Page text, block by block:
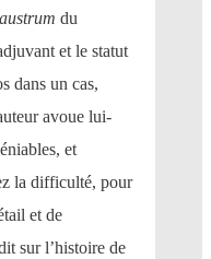
du
et le statut
dans un cas,
avoue lui-
et
la difficulté, pour
et de
sur l’histoire de